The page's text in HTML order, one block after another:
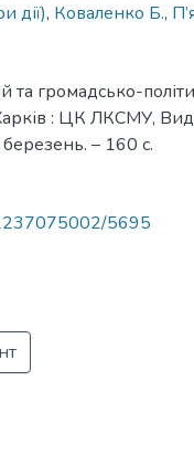
дії), Коваленко Б.,
та громадсько-
: ЦК ЛКСМУ,
– 160 с.
5695